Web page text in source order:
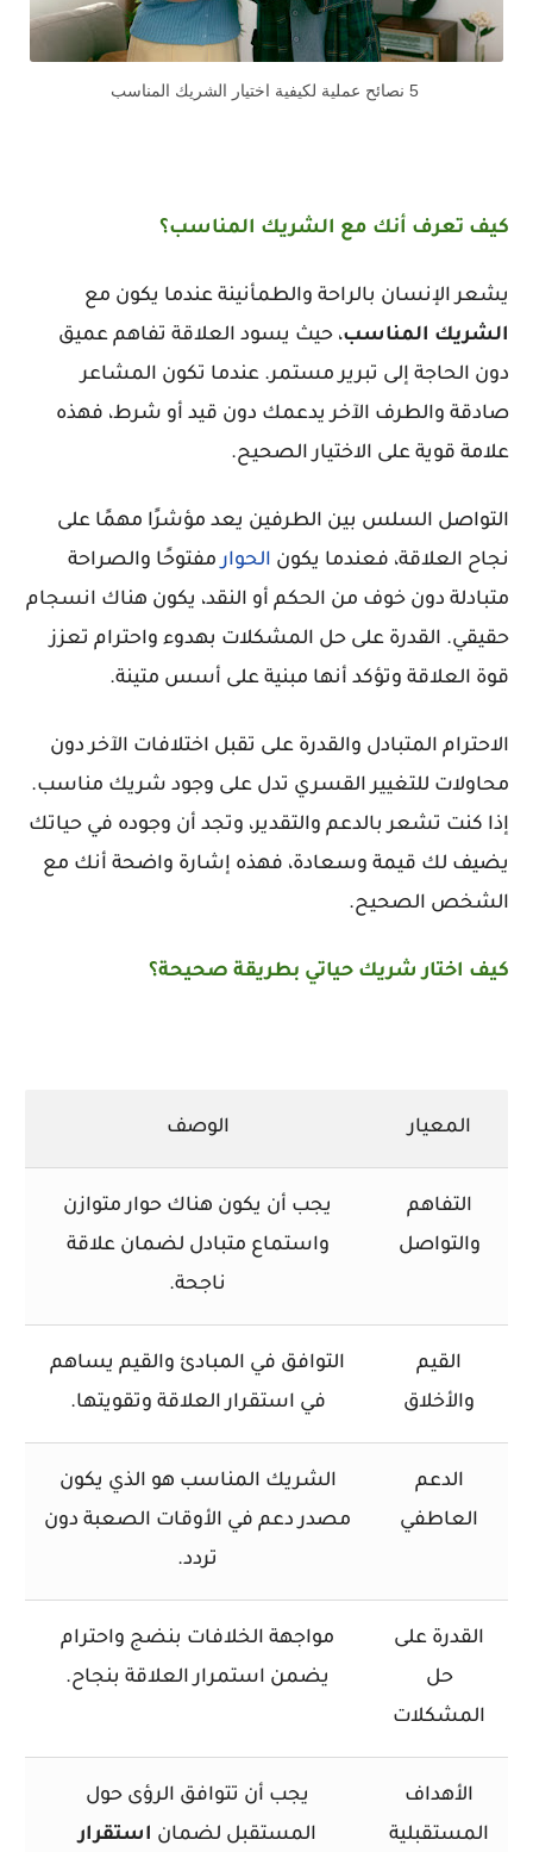
كيف تعرف أنك مع الشريك المناسب؟
يشعر الإنسان بالراحة والطمأنينة عندما يكون مع
الشريك المناسب، حيث يسود العلاقة تفاهم عميق
دون الحاجة إلى تبرير مستمر. عندما تكون المشاعر
صادقة والطرف الآخر يدعمك دون قيد أو شرط، فهذه
علامة قوية على الاختيار الصحيح.
التواصل السلس بين الطرفين يعد مؤشرًا مهمًا على
نجاح العلاقة، فعندما يكون الحوارمفتوحًا والصراحة
متبادلة دون خوف من الحكم أو النقد، يكون هناك انسجام
حقيقي. القدرة على حل المشكلات بهدوء واحترام تعزز
قوة العلاقة وتؤكد أنها مبنية على أسس متينة.
الاحترام المتبادل والقدرة على تقبل اختلافات الآخر دون
محاولات للتغيير القسري تدل على وجود شريك مناسب.
إذا كنت تشعر بالدعم والتقدير، وتجد أن وجوده في حياتك
يضيف لك قيمة وسعادة، فهذه إشارة واضحة أنك مع
الشخص الصحيح.
كيف اختار شريك حياتي بطريقة صحيحة؟
المعيار الوصف
التفاهم
والتواصل
يجب أن يكون هناك حوار متوازن
واستماع متبادل لضمان علاقة
ناجحة.
القيم
والأخلاق
التوافق في المبادئ والقيم يساهم
في استقرار العلاقة وتقويتها.
الدعم
العاطفي
الشريك المناسب هو الذي يكون
مصدر دعم في الأوقات الصعبة دون
تردد.
القدرة على
حل
المشكلات
مواجهة الخلافات بنضج واحترام
يضمن استمرار العلاقة بنجاح.
الأهداف
المستقبلية
يجب أن تتوافق الرؤى حول
المستقبل لضمان استقرار